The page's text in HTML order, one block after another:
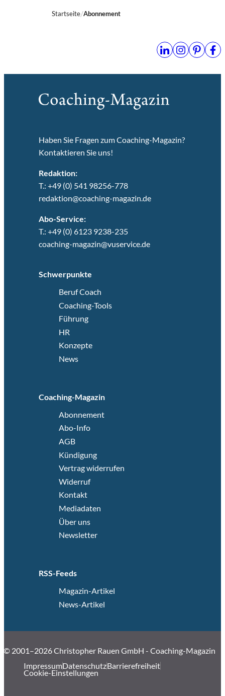
Startseite Abonnement
Haben Sie Fragen zum Coaching-Magazin?
Kontaktieren Sie uns!
Redaktion:
T.: +49 (0) 541 98256-778
redaktion@coaching-magazin.de
Abo-Service:
T.: +49 (0) 6123 9238-235
coaching-magazin@vuservice.de
Schwerpunkte
Beruf Coach
Coaching-Tools
Führung
HR
Konzepte
News
Coaching-Magazin
Abonnement
Abo-Info
AGB
Kündigung
Vertrag widerrufen
Widerruf
Kontakt
Mediadaten
Über uns
Newsletter
RSS-Feeds
Magazin-Artikel
News-Artikel
© 2001–2026 Christopher Rauen GmbH - Coaching-Magazin
ImpressumDatenschutzBarrierefreiheit
Cookie-Einstellungen